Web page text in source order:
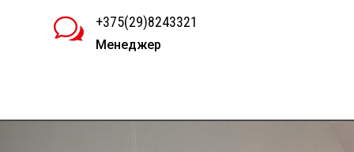
w +375(29)8243321
Менеджер